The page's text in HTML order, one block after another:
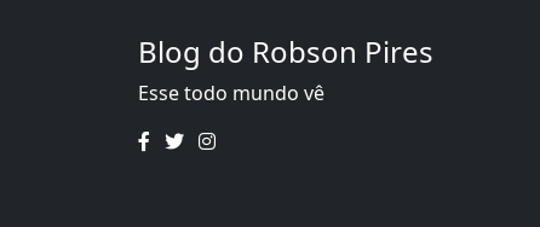
Blog do Robson Pires
Esse todo mundo vê